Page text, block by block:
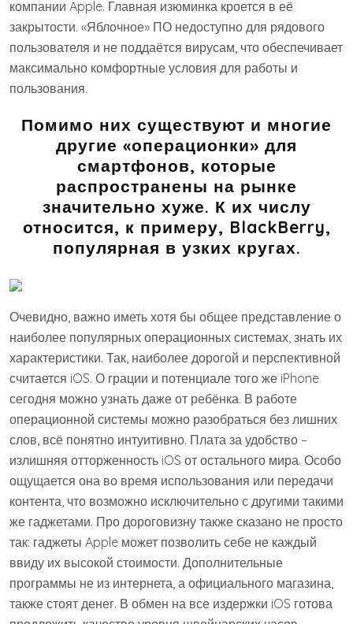
компании Apple. Главная изюминка кроется в её
закрытости. «Яблочное» ПО недоступно для рядового
пользователя и не поддаётся вирусам, что обеспечивает
максимально комфортные условия для работы и
пользования.
Помимо них существуют и многие
другие «операционки» для
смартфонов, которые
распространены на рынке
значительно хуже. К их числу
относится, к примеру, BlackBerry,
популярная в узких кругах.
Очевидно, важно иметь хотя бы общее представление о
наиболее популярных операционных системах, знать их
характеристики. Так, наиболее дорогой и перспективной
считается iOS. О грации и потенциале того же iPhone
сегодня можно узнать даже от ребёнка. В работе
операционной системы можно разобраться без лишних
слов, всё понятно интуитивно. Плата за удобство –
излишняя отторженность iOS от остального мира. Особо
ощущается она во время использования или передачи
контента, что возможно исключительно с другими такими
же гаджетами. Про дороговизну также сказано не просто
так: гаджеты Apple может позволить себе не каждый
ввиду их высокой стоимости. Дополнительные
программы не из интернета, а официального магазина,
также стоят денег. В обмен на все издержки iOS готова